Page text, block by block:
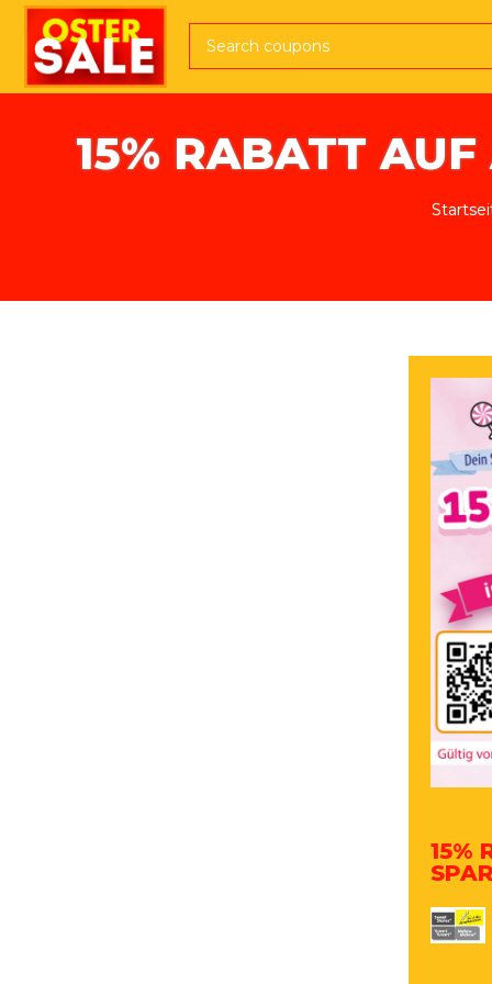
Direkt zum Inhalt
15% RABATT
15%